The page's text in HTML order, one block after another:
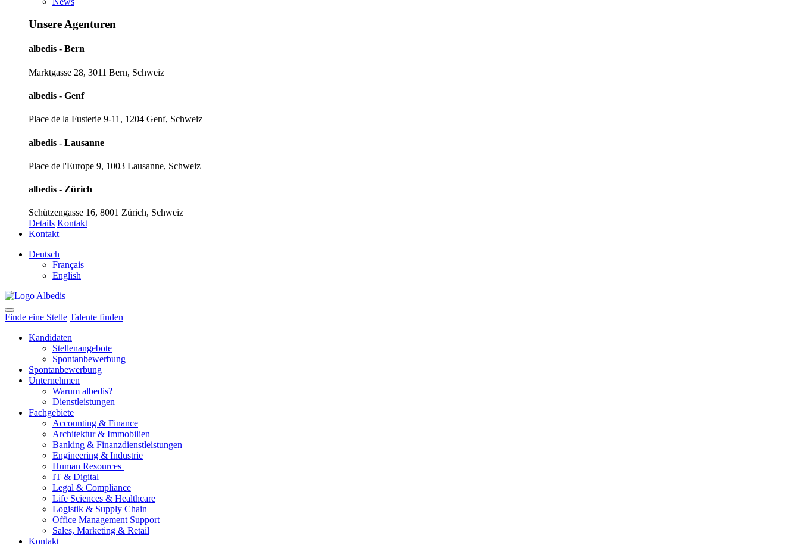
Unsere Agenturen
albedis - Bern
Marktgasse 28, 3011 Bern, Schweiz
albedis - Genf
Place de la Fusterie 9-11, 1204 Genf, Schweiz
albedis - Lausanne
Place de l'Europe 9, 1003 Lausanne, Schweiz
albedis - Zürich
Schützengasse 16, 8001 Zürich, Schweiz
Details Kontakt
Kontakt
Deutsch
Français
English
Finde eine Stelle Talente finden
Kandidaten
Stellenangebote
Spontanbewerbung
Spontanbewerbung
Unternehmen
Warum albedis?
Dienstleistungen
Fachgebiete
Accounting & Finance
Architektur & Immobilien
Banking & Finanzdienstleistungen
Engineering & Industrie
Human Resources
IT & Digital
Legal & Compliance
Life Sciences & Healthcare
Logistik & Supply Chain
Office Management Support
Sales, Marketing & Retail
Kontakt